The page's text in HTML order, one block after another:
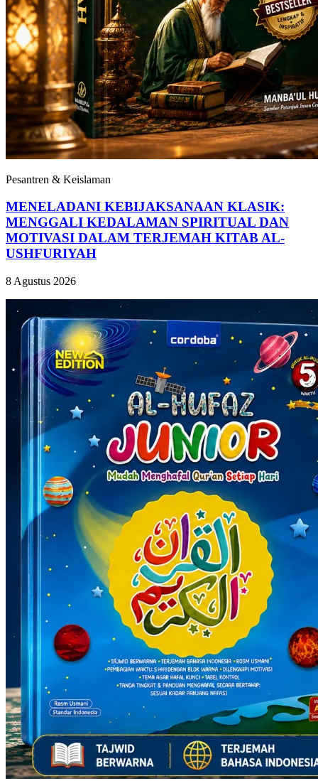
Pesantren & Keislaman
MENELADANI KEBIJAKSANAAN KLASIK:
MENGGALI KEDALAMAN SPIRITUAL DAN
MOTIVASI DALAM TERJEMAH KITAB AL-
USHFURIYAH
8 Agustus 2026